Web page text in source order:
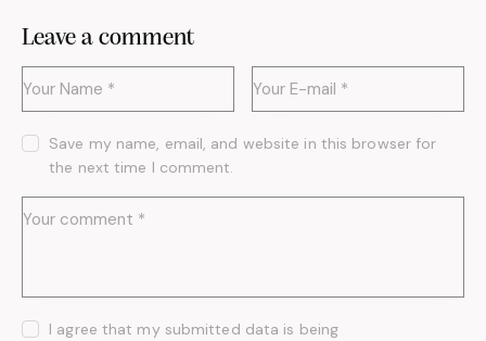
Leave a comment
Save my name, email, and website in this browser for
the next time I comment.
I agree that my submitted data is being